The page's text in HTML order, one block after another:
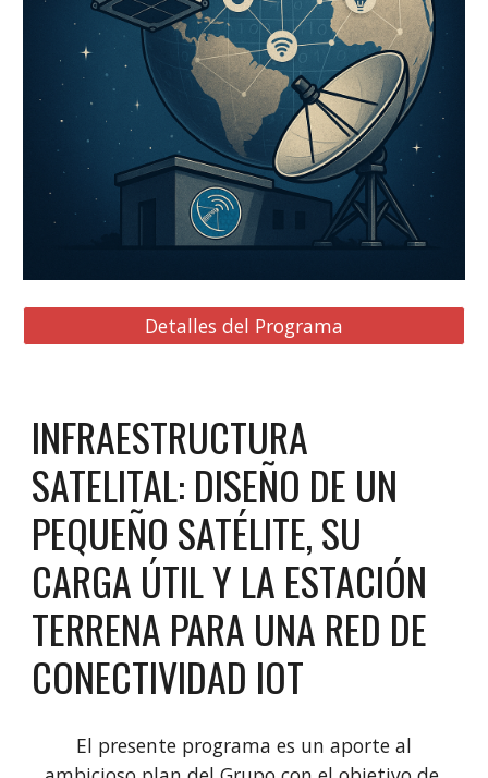
Detalles del Programa
INFRAESTRUCTURA
SATELITAL: DISEÑO DE UN
PEQUEÑO SATÉLITE, SU
CARGA ÚTIL Y LA ESTACIÓN
TERRENA PARA UNA RED DE
CONECTIVIDAD IOT
El presente programa es un aporte al